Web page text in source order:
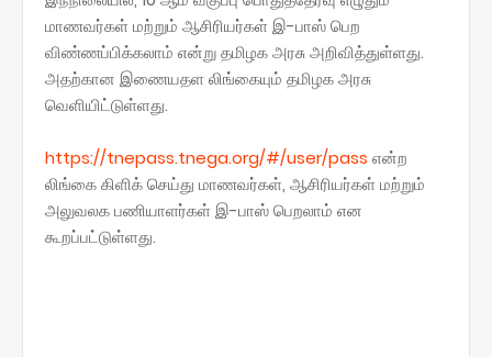
மாணவர்கள் மற்றும் ஆசிரியர்கள் இ-பாஸ் பெற
விண்ணப்பிக்கலாம் என்று தமிழக அரசு அறிவித்துள்ளது.
அதற்கான இணையதள லிங்கையும் தமிழக அரசு
வெளியிட்டுள்ளது.
https://tnepass.tnega.org/#/user/pass என்ற
லிங்கை கிளிக் செய்து மாணவர்கள், ஆசிரியர்கள் மற்றும்
அலுவலக பணியாளர்கள் இ-பாஸ் பெறலாம் என
கூறப்பட்டுள்ளது.